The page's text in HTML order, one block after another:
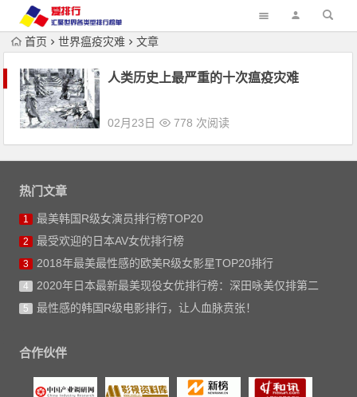
首页 世界瘟疫灾难 文章
人类历史上最严重的十次瘟疫灾难
02月23日 778 次阅读
热门文章
1 最美韩国R级女演员排行榜TOP20
2 最受欢迎的日本AV女优排行榜
3 2018年最美最性感的欧美R级女影星TOP20排行
4 2020年日本最新最美现役女优排行榜：深田咏美仅排第二
5 最性感的韩国R级电影排行，让人血脉贲张！
合作伙伴